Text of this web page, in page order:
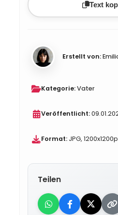
Text
Erstellt von:
Kategorie:Vater
Veröffentlicht:
Format: JPG,
Teilen